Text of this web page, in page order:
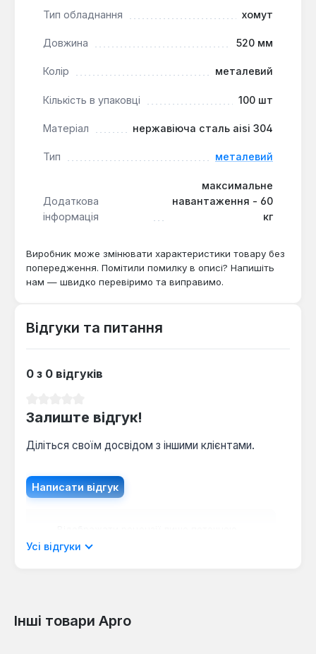
Тип обладнання хомут
Довжина 520 мм
Колір металевий
Кількість в упаковці 100 шт
Матеріал нержавіюча сталь aisi 304
Тип металевий
Додаткова
інформація
максимальне
навантаження - 60
кг
Виробник може змінювати характеристики товару без
попередження. Помітили помилку в описі? Напишіть
нам — швидко перевіримо та виправимо.
Відгуки та питання
0 з 0 відгуків
Залиште відгук!
Діліться своїм досвідом з іншими клієнтами.
Написати відгук
мовою.
Відгуків не знайдено. Поділіться
Усі відгуки
Інші товари Apro